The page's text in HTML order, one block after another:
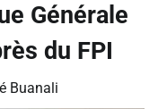
Générale
du FPI
Buanali